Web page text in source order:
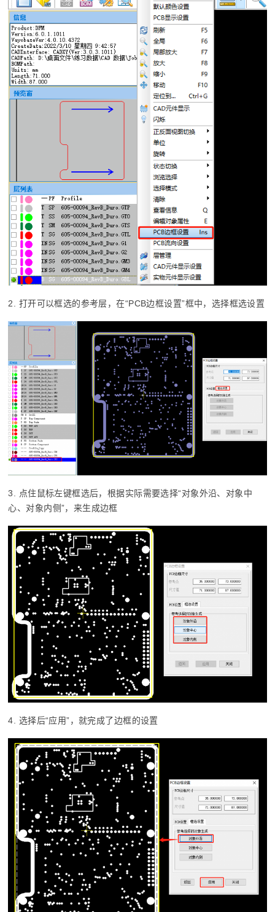
2. 打开可以框选的参考层，在“PCB边框设置”框中，选择框选设置
3. 点住鼠标左键框选后，根据实际需要选择“对象外沿、对象中
心、对象内侧”，来生成边框
4. 选择后“应用”，就完成了边框的设置